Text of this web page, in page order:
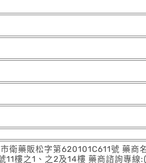
藥販松字第620101C611號 藥商
11樓之1、之2及14樓 藥商諮詢專